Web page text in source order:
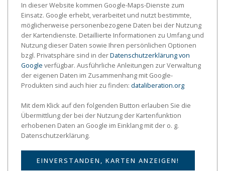
In dieser Website kommen Google-Maps-Dienste zum
Einsatz. Google erhebt, verarbeitet und nutzt bestimmte,
möglicherweise personenbezogene Daten bei der Nutzung
der Kartendienste. Detaillierte Informationen zu Umfang und
Nutzung dieser Daten sowie Ihren persönlichen Optionen
bzgl. Privatsphäre sind in derDatenschutzerklärung von
Google verfügbar. Ausführliche Anleitungen zur Verwaltung
der eigenen Daten im Zusammenhang mit Google-
Produkten sind auch hier zu finden: dataliberation.org
Mit dem Klick auf den folgenden Button erlauben Sie die
Übermittlung der bei der Nutzung der Kartenfunktion
erhobenen Daten an Google im Einklang mit der o. g.
Datenschutzerklärung.
EINVERSTANDEN, KARTEN ANZEIGEN!